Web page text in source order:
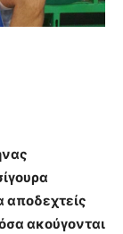
ακούγονται